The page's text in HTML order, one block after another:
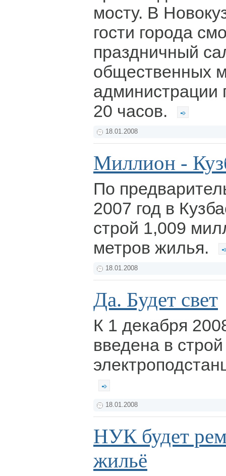
мосту. В
гости города
праздничный
общественных
администрации
20 часов.
18.01.2008
Миллион -
По
2007 год в
строй 1,009
метров жилья.
18.01.2008
Да. Будет свет
К 1 декабря
введена в строй
18.01.2008
НУК будет
жильё